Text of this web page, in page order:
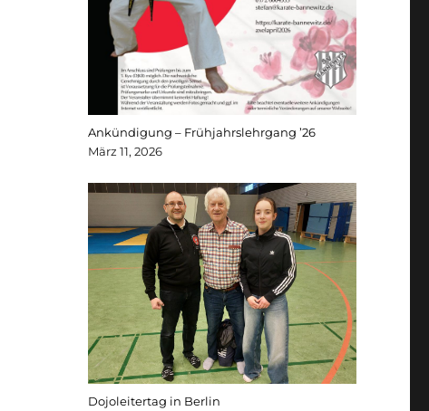
Ankündigung – Frühjahrslehrgang ’26
März 11, 2026
Dojoleitertag in Berlin